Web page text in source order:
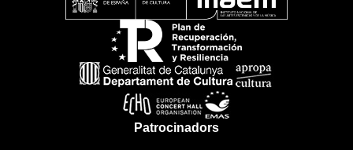
Patrocinadors